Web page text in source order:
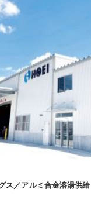
ス／アルミ合金溶湯供給